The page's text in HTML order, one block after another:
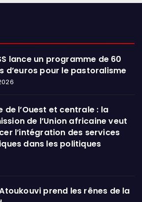
lance un programme de 60
d’euros pour le pastoralisme
de l’Ouest et centrale : la
de l’Union africaine veut
l’intégration des services
dans les politiques
prend les rênes de la